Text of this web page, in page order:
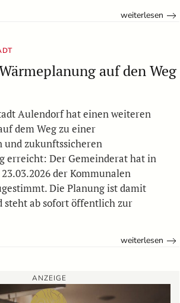
weiterlesen
auf den Weg
Aulendorf hat einen weiteren
dem Weg zu einer
zukunftssicheren
erreicht: Der Gemeinderat hat in
der Kommunalen
Die Planung ist damit
steht ab sofort öffentlich zur
weiterlesen
ANZEIGE